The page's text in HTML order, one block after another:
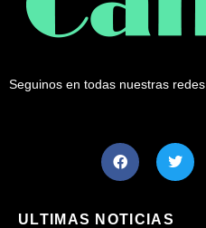
Seguinos en todas nuestras
ULTIMAS NOTICIAS